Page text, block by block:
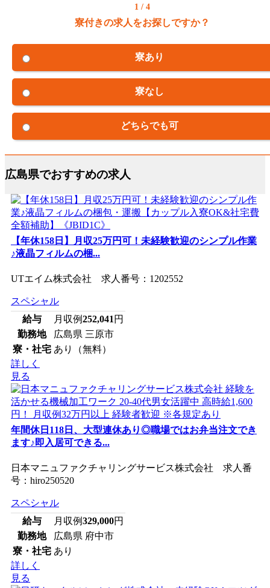
1 / 4
寮付きの求人をお探しですか？
寮あり
寮なし
どちらでも可
広島県でおすすめの求人
【年休158日】月収25万円可！未経験歓迎のシンプル作業
♪液晶フィルムの梱...
UTエイム株式会社 求人番号：1202552
スペシャル
給与
月収例252,041 円
勤務地
広島県 三原市
寮・社宅 あり（無料）
詳しく
見る
年間休日118日、大型連休あり◎職場ではお弁当注文でき
ます♪即入居可できる...
日本マニュファクチャリングサービス株式会社 求人番
号：hiro250520
スペシャル
給与
月収例329,000円
勤務地
広島県 府中市
寮・社宅 あり
詳しく
見る